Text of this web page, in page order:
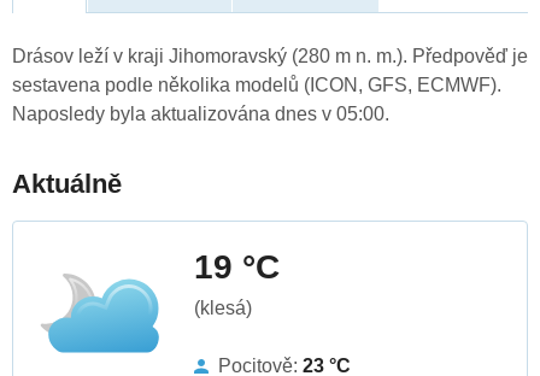
Drásov leží v kraji Jihomoravský (280 m n. m.). Předpověď je
sestavena podle několika modelů (ICON, GFS, ECMWF).
Naposledy byla aktualizována dnes v 05:00.
Aktuálně
19 °C
(klesá)
Pocitově: 23 °C